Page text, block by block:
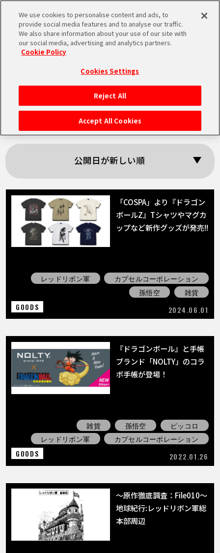
MEN
HOME
NEWS
RANKING
MOVIE
COLUMNS
LANGUAGE
JP
EN FR DE ES
「レッドリボン軍」
の検索結果
公開日が新しい順
「COSPA」より『ドラゴン
ボールZ』Tシャツやマグカ
ップなど新作グッズが発売!!
レッドリボン軍
カプセルコーポレーション
孫悟空
雑貨
GOODS
2024.06.01
『ドラゴンボール』と手帳
ブランド「NOLTY」のコラ
ボ手帳が登場！
雑貨 孫悟空
ピッコロ
レッドリボン軍
カプセルコーポレーション
GOODS
2022.01.26
〜原作徹底調査：File010〜
地球紀行:レッドリボン軍総
本部周辺
We use cookies to personalise content and ads, to
provide social media features and to analyse our traffic.
We also share information about your use of our site with
our social media, advertising and analytics partners.
Cookie Policy
Cookies Settings
Reject All
Accept All Cookies